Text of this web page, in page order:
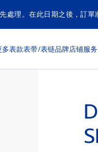
理。在此日期之後，訂單
多表款表带/表链品牌店铺服务